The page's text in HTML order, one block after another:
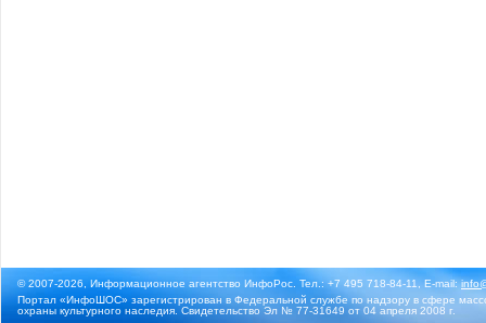
© 2007-2026, Информационное агентство ИнфоРос. Тел.: +7 495 718-84-11, E-mail:
Портал «ИнфоШОС» зарегистрирован в Федеральной службе по надзору в сфере
охраны культурного наследия. Свидетельство Эл № 77-31649 от 04 апреля 2008 г.